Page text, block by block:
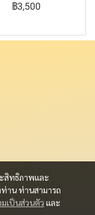
฿3,500
สิทธิภาพและ
าน ท่านสามารถ
เป็นส่วนตัว และ